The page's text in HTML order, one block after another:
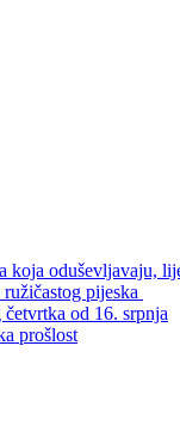
oduševljavaju,
pijeska
od 16. srpnja
prošlost